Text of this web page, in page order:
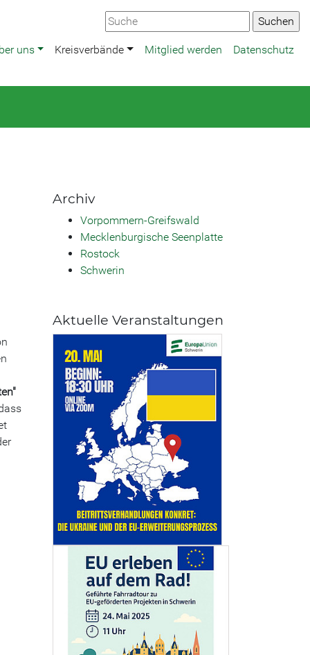
uns Kreisverbände Mitglied werden Datenschutz
Archiv
Vorpommern-Greifswald
Mecklenburgische Seenplatte
Rostock
Schwerin
Aktuelle Veranstaltungen